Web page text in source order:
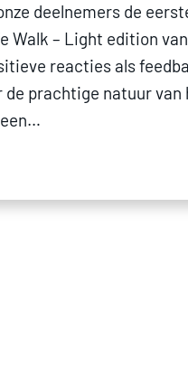
deelnemers de
Walk – Light edition
reacties als
de prachtige natuur van